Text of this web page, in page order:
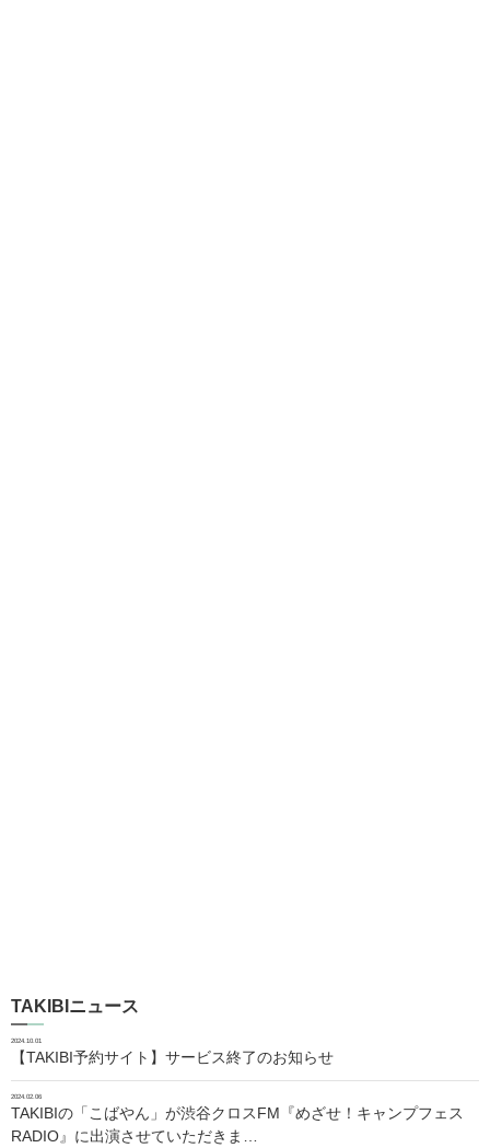
TAKIBIニュース
2024.10.01
【TAKIBI予約サイト】サービス終了のお知らせ
2024.02.06
TAKIBIの「こばやん」が渋谷クロスFM『めざせ！キャンプフェス
RADIO』に出演させていただきま…